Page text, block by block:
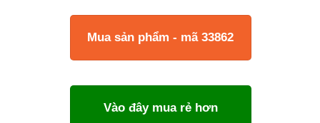
Mua sản phẩm - mã 33862
Vào đây mua rẻ hơn